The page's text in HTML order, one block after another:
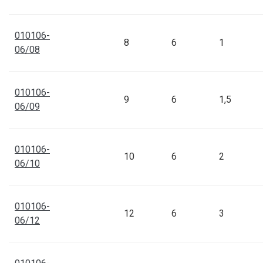
010106-
06/08
8 6 1
010106-
06/09
9 6 1,5
010106-
06/10
10 6 2
010106-
06/12
12 6 3